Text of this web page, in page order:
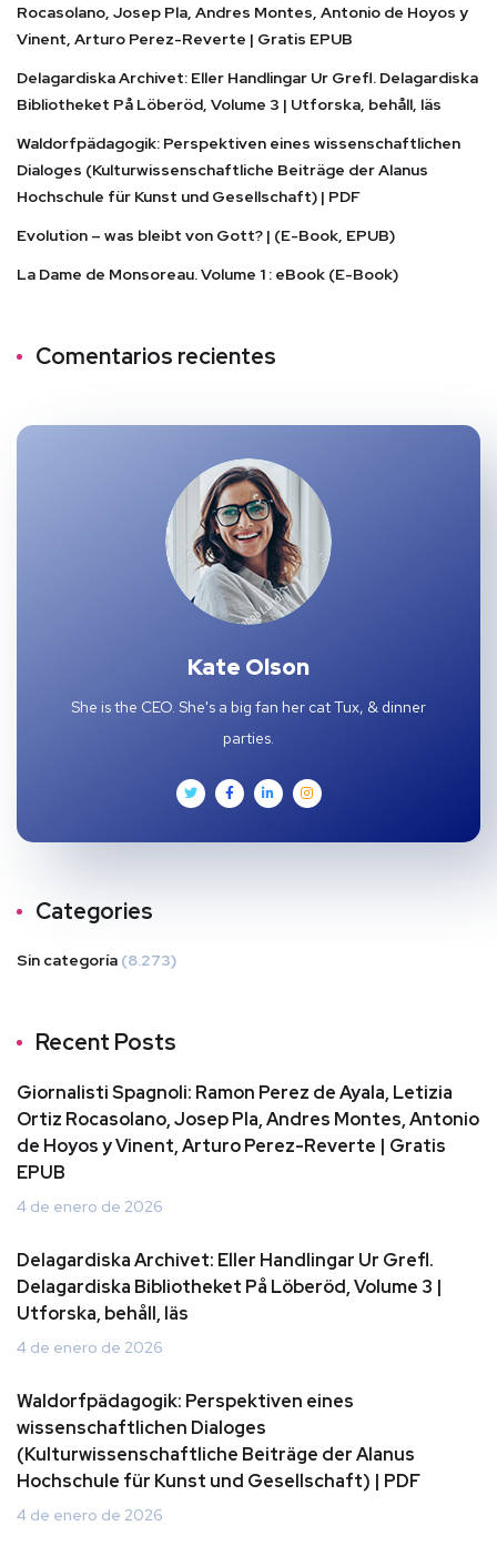
Rocasolano, Josep Pla, Andres Montes, Antonio de Hoyos y
Vinent, Arturo Perez-Reverte | Gratis EPUB
Delagardiska Archivet: Eller Handlingar Ur Grefl. Delagardiska
Bibliotheket På Löberöd, Volume 3 | Utforska, behåll, läs
Waldorfpädagogik: Perspektiven eines wissenschaftlichen
Dialoges (Kulturwissenschaftliche Beiträge der Alanus
Hochschule für Kunst und Gesellschaft) | PDF
Evolution – was bleibt von Gott? | (E-Book, EPUB)
La Dame de Monsoreau. Volume 1 : eBook (E-Book)
Comentarios recientes
Kate Olson
She is the CEO. She's a big fan her cat Tux, & dinner
parties.
Categories
Sin categoría (8.273)
Recent Posts
Giornalisti Spagnoli: Ramon Perez de Ayala, Letizia
Ortiz Rocasolano, Josep Pla, Andres Montes, Antonio
de Hoyos y Vinent, Arturo Perez-Reverte | Gratis
EPUB
4 de enero de 2026
Delagardiska Archivet: Eller Handlingar Ur Grefl.
Delagardiska Bibliotheket På Löberöd, Volume 3 |
Utforska, behåll, läs
4 de enero de 2026
Waldorfpädagogik: Perspektiven eines
wissenschaftlichen Dialoges
(Kulturwissenschaftliche Beiträge der Alanus
Hochschule für Kunst und Gesellschaft) | PDF
4 de enero de 2026